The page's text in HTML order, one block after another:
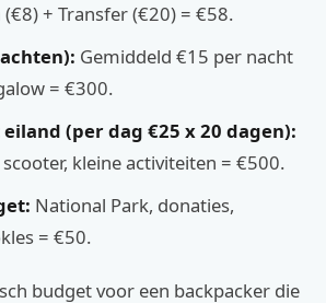
+ Transfer (€20) = €58.
Gemiddeld €15 per nacht
= €300.
(per dag €25 x 20 dagen):
kleine activiteiten = €500.
National Park, donaties,
= €50.
budget voor een backpacker die